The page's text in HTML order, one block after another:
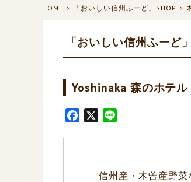
HOME 「おいしい信州ふーど」SHOP
「おいしい信州ふーど
Yoshinaka 森のホテル
信州産・木曽産野菜